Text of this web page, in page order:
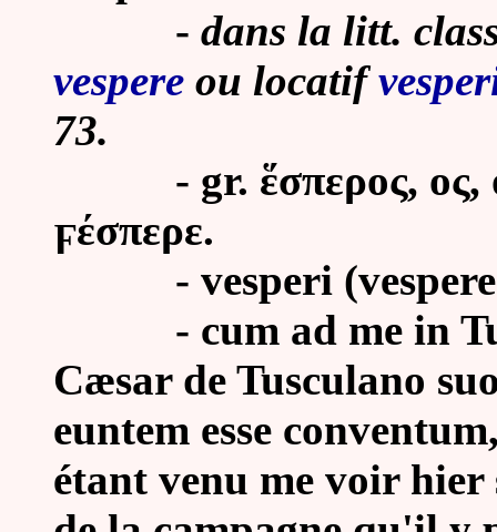
- dans la litt.
vespere ou locatif
73.
- gr. ἕσπερος, ος,
ϝέσπερε.
- vesperi (vespere)
- cum ad me in
Cæsar de Tusculano
euntem esse
étant venu me voir hier